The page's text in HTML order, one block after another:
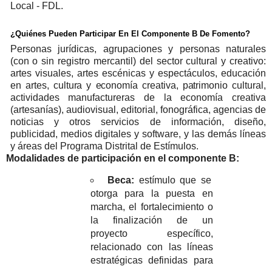
Local - FDL.
¿Quiénes Pueden Participar En El Componente B De Fomento?
Personas jurídicas, agrupaciones y personas naturales
(con o sin registro mercantil) del sector cultural y creativo:
artes visuales, artes escénicas y espectáculos, educación
en artes, cultura y economía creativa, patrimoniocultural,
actividades manufactureras de la economía creativa
(artesanías), audiovisual, editorial, fonográfica, agencias de
noticias y otros servicios de información, diseño,
publicidad, medios digitales y software, y las demás líneas
y áreas del Programa Distrital de Estímulos.
Modalidades de participación en el componente B:
Beca: estímulo que se
otorga para la puesta en
marcha, el fortalecimiento o
la finalización de un
proyecto específico,
relacionado con las líneas
estratégicas definidas para